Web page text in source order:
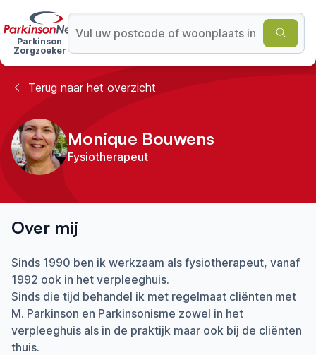
Parkinson
Zorgzoeker
Terug naar het overzicht
Monique Bouwens
Fysiotherapeut
Over mij
Sinds 1990 ben ik werkzaam als fysiotherapeut, vanaf
1992 ook in het verpleeghuis.
Sinds die tijd behandel ik met regelmaat cliënten met
M. Parkinson en Parkinsonisme zowel in het
verpleeghuis als in de praktijk maar ook bij de cliënten
thuis.